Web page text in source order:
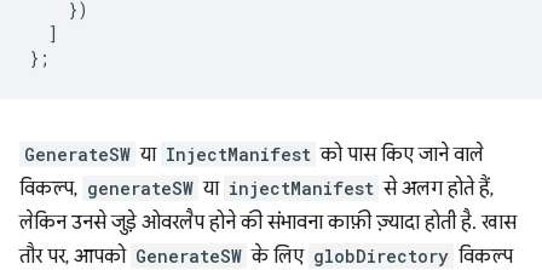
})
]
};
GenerateSW या InjectManifest को पास किए जाने वाले
विकल्प, generateSW या injectManifest से अलग होते हैं,
लेकिन उनसे जुड़े ओवरलैप होने की संभावना काफ़ी ज़्यादा होती है. खास
तौर पर, आपको GenerateSW के लिए globDirectory विकल्प